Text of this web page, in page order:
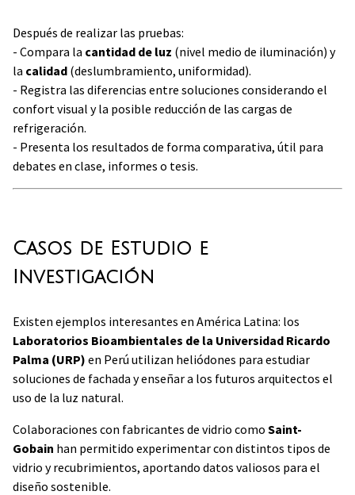
Después de realizar las pruebas:
- Compara la cantidad de luz (nivel medio de iluminación) y
la calidad (deslumbramiento, uniformidad).
- Registra las diferencias entre soluciones considerando el
confort visual y la posible reducción de las cargas de
refrigeración.
- Presenta los resultados de forma comparativa, útil para
debates en clase, informes o tesis.
Casos de Estudio e
Investigación
Existen ejemplos interesantes en América Latina: los
Laboratorios Bioambientales de la Universidad Ricardo
Palma (URP) en Perú utilizan heliódones para estudiar
soluciones de fachada y enseñar a los futuros arquitectos el
uso de la luz natural.
Colaboraciones con fabricantes de vidrio como Saint-
Gobain han permitido experimentar con distintos tipos de
vidrio y recubrimientos, aportando datos valiosos para el
diseño sostenible.